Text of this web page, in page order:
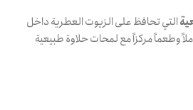
التي تحافظ على الزيوت العطرية داخل
وطعماً مركزاً مع لمحات حلاوة طبيعية